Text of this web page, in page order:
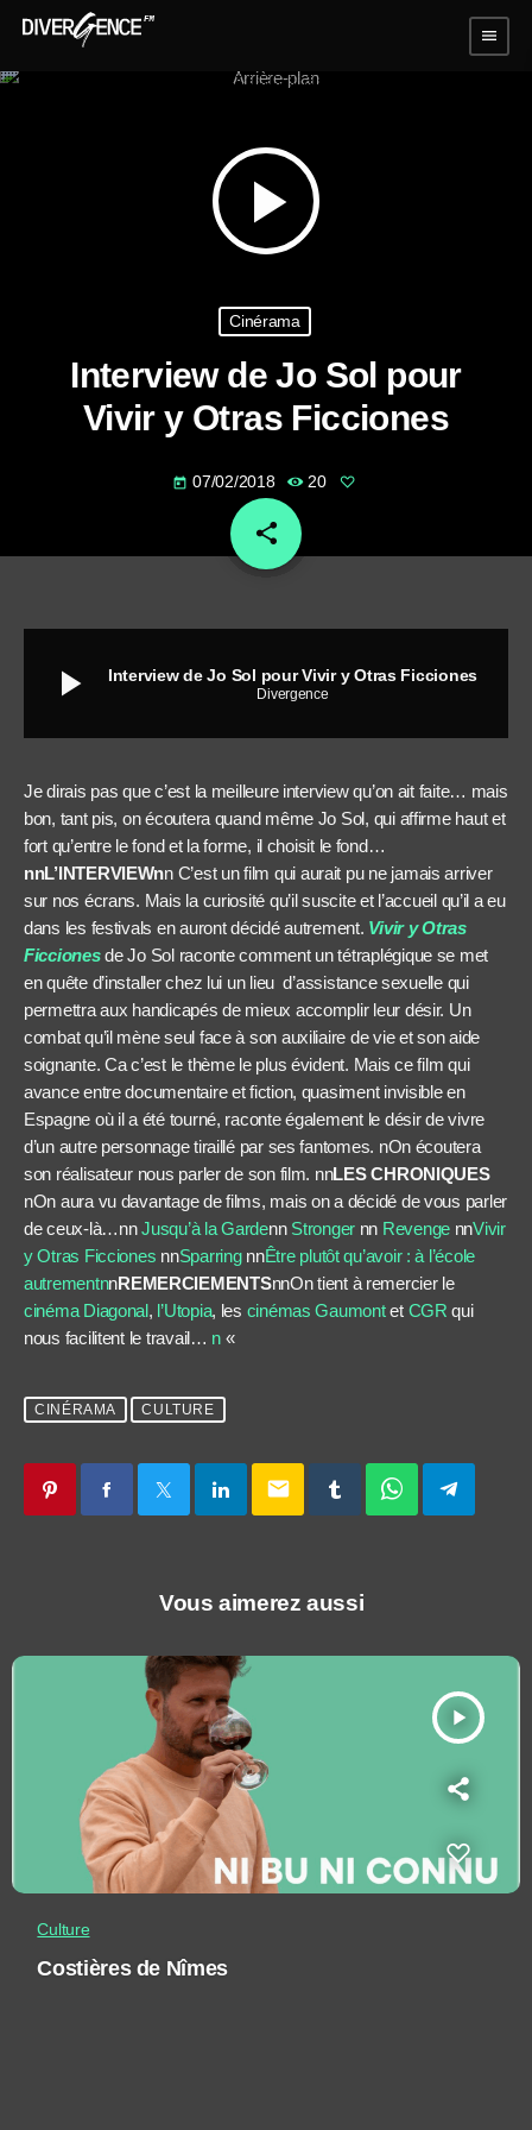
menu
play_arrow
Cinérama
Interview de Jo Sol pour
Vivir y Otras Ficciones
today 07/02/2018 20
share
email
play_arrow Interview de Jo Sol pour Vivir y Otras Ficciones
Divergence
Je dirais pas que c’est la meilleure interview qu’on ait faite… mais
bon, tant pis, on écoutera quand même Jo Sol, qui affirme haut et
fort qu’entre le fond et la forme, il choisit le fond…
nnL’INTERVIEWnn C’est un film qui aurait pu ne jamais arriver
sur nos écrans. Mais la curiosité qu’il suscite et l’accueil qu’il a eu
dans les festivals en auront décidé autrement. Vivir y Otras
Ficcionesde Jo Sol raconte comment un tétraplégique se met
en quête d’installer chez lui un lieu d’assistance sexuelle qui
permettra aux handicapés de mieux accomplir leur désir. Un
combat qu’il mène seul face à son auxiliaire de vie et son aide
soignante. Ca c’est le thème le plus évident. Mais ce film qui
avance entre documentaire et fiction, quasiment invisible en
Espagne où il a été tourné, raconte également le désir de vivre
d’un autre personnage tiraillé par ses fantomes. nOn écoutera
son réalisateur nous parler de son film. nnLES CHRONIQUES
nOn aura vu davantage de films, mais on a décidé de vous parler
de ceux-là…nnJusqu’à la Gardenn Strongernn Revenge nnVivir
y Otras Ficciones nnSparringnnÊtre plutôt qu’avoir : à l’école
autrementnnREMERCIEMENTSnnOn tient à remercier le
cinéma Diagonal, l’Utopia, les cinémas Gaumontet CGR qui
nous facilitent le travail… n «
CINÉRAMA CULTURE
email
Vous aimerez aussi
play_arrow
Culture
Costières de Nîmes